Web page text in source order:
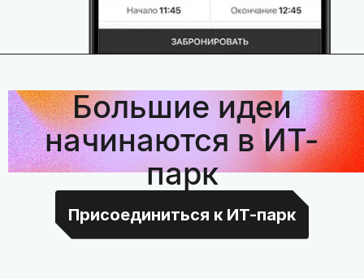
Большие идеи
начинаются в ИТ-
парк
Присоединиться к ИТ-парк